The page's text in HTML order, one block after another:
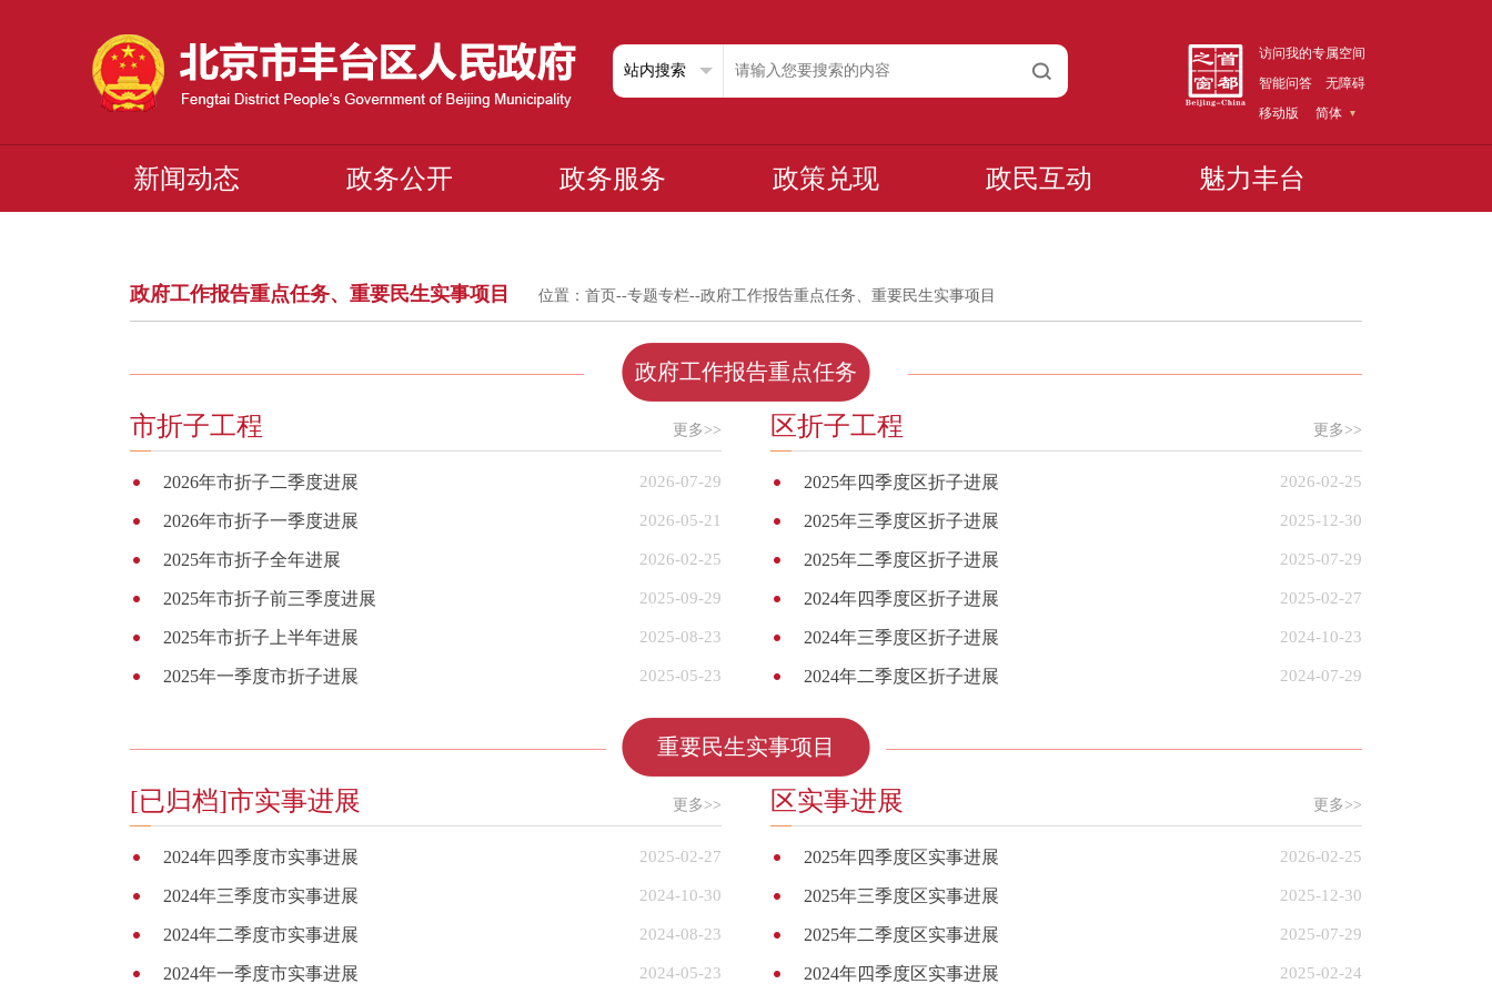
访问我的专属空间
智能问答
无障碍
移动版
简体
新闻动态 政务公开 政务服务 政策兑现 政民互动 魅力丰台
政府工作报告重点任务、重要民生实事项目 位置： 首页 --专题专栏--政府工作报告重点任务、重要民生实事项目
政府工作报告重点任务
更多>>
市折子工程
2026-07-29
2026年市折子二季度进展
2026-05-21
2026年市折子一季度进展
2026-02-25
2025年市折子全年进展
2025-09-29
2025年市折子前三季度进展
2025-08-23
2025年市折子上半年进展
2025-05-23
2025年一季度市折子进展
更多>>
区折子工程
2026-02-25
2025年四季度区折子进展
2025-12-30
2025年三季度区折子进展
2025-07-29
2025年二季度区折子进展
2025-02-27
2024年四季度区折子进展
2024-10-23
2024年三季度区折子进展
2024-07-29
2024年二季度区折子进展
重要民生实事项目
更多>>
[已归档]市实事进展
2025-02-27
2024年四季度市实事进展
2024-10-30
2024年三季度市实事进展
2024-08-23
2024年二季度市实事进展
2024-05-23
2024年一季度市实事进展
更多>>
区实事进展
2026-02-25
2025年四季度区实事进展
2025-12-30
2025年三季度区实事进展
2025-07-29
2025年二季度区实事进展
2025-02-24
2024年四季度区实事进展